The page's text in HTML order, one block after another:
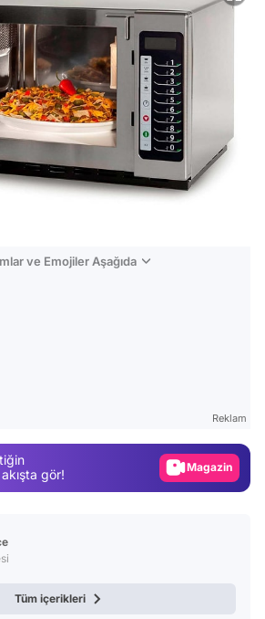
ve Emojiler Aşağıda
Reklam
gör!
Video
Tüm içerikleri